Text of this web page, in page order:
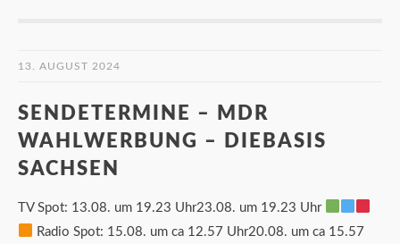
13. AUGUST 2024
SENDETERMINE – MDR
WAHLWERBUNG – DIEBASIS
SACHSEN
TV Spot: 13.08. um 19.23 Uhr23.08. um 19.23 Uhr
Radio Spot: 15.08. um ca 12.57 Uhr20.08. um ca 15.57